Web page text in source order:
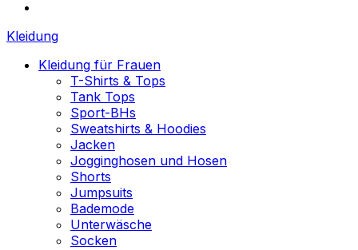
Kleidung
Kleidung für Frauen
T-Shirts & Tops
Tank Tops
Sport-BHs
Sweatshirts & Hoodies
Jacken
Jogginghosen und Hosen
Shorts
Jumpsuits
Bademode
Unterwäsche
Socken